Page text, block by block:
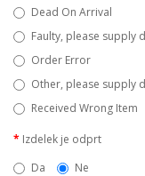
Dead On Arrival
Faulty, please supply
Order Error
Other, please supply
Received Wrong Item
Izdelek je odprt
Da
Ne